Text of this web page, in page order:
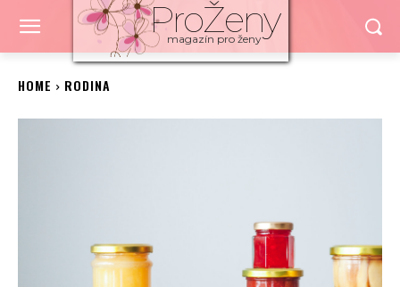
ProŽeny
magazín pro ženy
HOME RODINA